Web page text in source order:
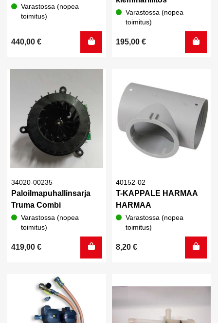
Varastossa (nopea
toimitus)
440,00 €
Varastossa (nopea
toimitus)
195,00 €
34020-00235
Paloilmapuhallinsarja
Truma Combi
Varastossa (nopea
toimitus)
419,00 €
40152-02
T-KAPPALE HARMAA
HARMAA
Varastossa (nopea
toimitus)
8,20 €